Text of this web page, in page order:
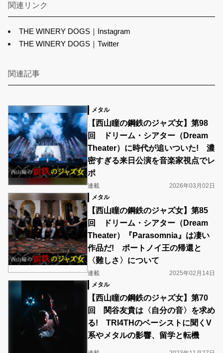
関連リンク
THE WINERY DOGS｜Instagram
THE WINERY DOGS｜Twitter
関連記事
メタル
【西山瞳の鋼鉄のジャズ女】第98
回 ドリーム・シアター（Dream
Theater）に時代が追いついた! 濃
密すぎる来日公演を音楽家視点でレ
ポ
連載
2026年03月02日
メタル
【西山瞳の鋼鉄のジャズ女】第85
回 ドリーム・シアター（Dream
Theater）『Parasomnia』は凄い
作品だ! ポートノイ王の帰還と
〈難しさ〉について
連載
2025年02月14日
メタル
【西山瞳の鋼鉄のジャズ女】第70
回 関谷友貴は〈自分の音〉を求め
る! TRI4THのベーシストに聞くV
系やメタルの影響、留学と転機